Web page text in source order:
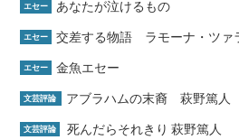
エセー あなたが泣けるもの
エセー 交差する物語 ラモーナ・ツァ
エセー 金魚エセー
文芸評論 アブラハムの末裔 萩野篤人
文芸評論 死んだらそれきり 萩野篤人